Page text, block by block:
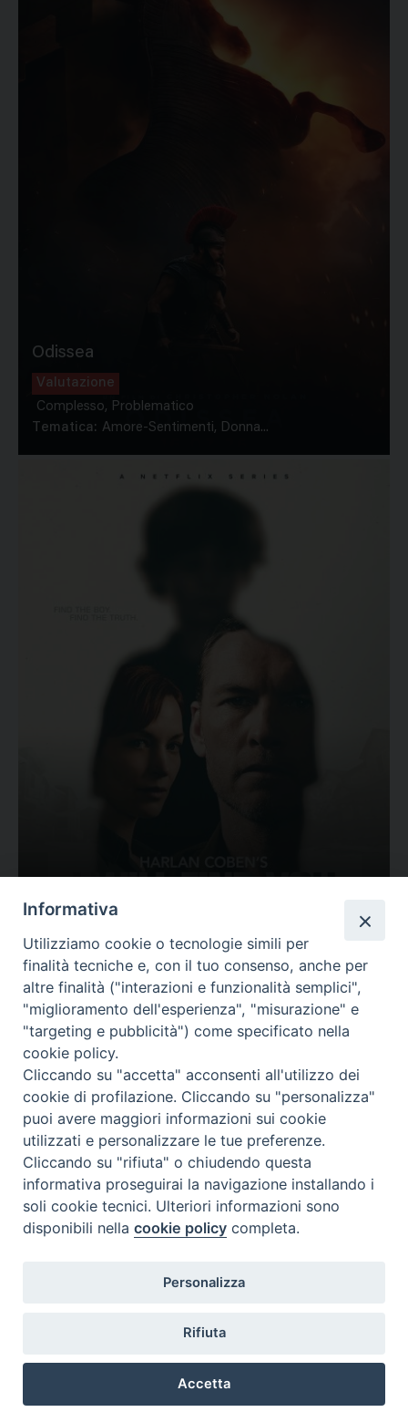
Odissea
Valutazione
Complesso, Problematico
Tematica: Amore-Sentimenti, Donna...
Valutazione
Complesso, Problematico
Tematica: Amore-Sentimenti, Carcere...
Contatti & Info
C.ne Aurelia, 50 – 00165 Roma
Contatti
Scrivi a: cnvf@chiesacattolica.it
Informativa
Utilizziamo cookie o tecnologie simili per
finalità tecniche e, con il tuo consenso, anche per
altre finalità ("interazioni e funzionalità semplici",
"miglioramento dell'esperienza", "misurazione" e
"targeting e pubblicità") come specificato nella
cookie policy.
Cliccando su "accetta" acconsenti all'utilizzo dei
cookie di profilazione. Cliccando su "personalizza"
puoi avere maggiori informazioni sui cookie
utilizzati e personalizzare le tue preferenze.
Cliccando su "rifiuta" o chiudendo questa
informativa proseguirai la navigazione installando i
soli cookie tecnici. Ulteriori informazioni sono
disponibili nellacookie policy completa.
Personalizza
Rifiuta
Accetta